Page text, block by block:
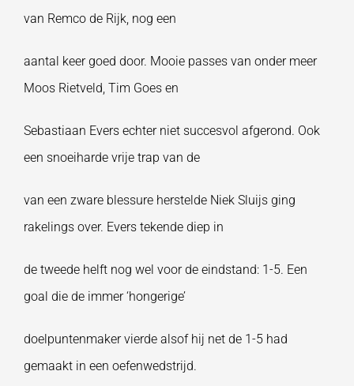
van Remco de Rijk, nog een
aantal keer goed door. Mooie passes van onder meer
Moos Rietveld, Tim Goes en
Sebastiaan Evers echter niet succesvol afgerond. Ook
een snoeiharde vrije trap van de
van een zware blessure herstelde Niek Sluijs ging
rakelings over. Evers tekende diep in
de tweede helft nog wel voor de eindstand: 1-5. Een
goal die de immer ‘hongerige’
doelpuntenmaker vierde alsof hij net de 1-5 had
gemaakt in een oefenwedstrijd.